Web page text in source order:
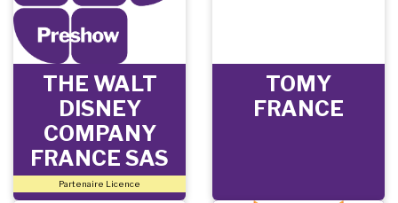
THE WALT
DISNEY
COMPANY
FRANCE SAS
Partenaire Licence
TOMY
FRANCE